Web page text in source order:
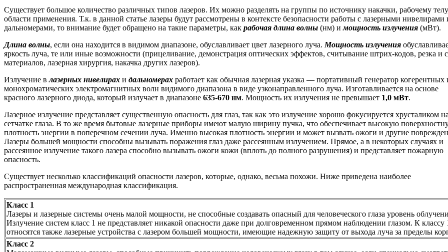
Существует большое количество различных типов лазеров. Их можно разделять на группы по источнику накачки, рабочему
области применения. Т.к. в данной статье лазеры будут рассмотрены в контексте безопасности работы с лазерными нивелирами
дальномерами, то внимание будет обращено на такие параметры, как рабочая длина волны (нм) имощность излучения (мВт).
Длина волны, если она находится в видимом диапазоне, обуславливает цвет лазерного луча. Мощность излучения
яркость луча, те или иные возможности (прицеливание, демонстрация оптических эффектов, считывание штрих-кодов, резка и
материалов, лазерная хирургия, накачка других лазеров).
Излучение влазерных нивелирах и дальномерах работает как обычная лазерная указка — портативный генератор когерентных
монохроматических электромагнитных волн видимого диапазона в виде узконаправленного луча. Изготавливается на основе
красного лазерного диода, который излучает в диапазоне 635-670 нм. Мощность их излучения не превышает 1,0 мВт.
Лазерное излучение представляет существенную опасность для глаз, так как это излучение хорошо фокусируется хрусталиком на
сетчатке глаза. В то же время бытовые лазерные приборы имеют малую ширину пучка, что обеспечивает высокую
плотность энергии в поперечном сечении луча. Именно высокая плотность энергии и может вызвать ожоги и другие
Лазеры большей мощности способны вызывать поражения глаз даже рассеянным излучением. Прямое, а в некоторых случаях и
рассеянное излучение такого лазера способно вызывать ожоги кожи (вплоть до полного разрушения) и представляет пожарную
опасность.
Существует несколько классификаций опасности лазеров, которые, однако, весьма похожи. Ниже приведена наиболее
распространенная международная классификация.
Класс 1
Лазеры и лазерные системы очень малой мощности, не способные создавать опасный для человеческого глаза уровень
Излучение систем класс 1 не представляет никакой опасности даже при долговременном прямом наблюдении глазом. К классу
относятся также лазерные устройства с лазером большей мощности, имеющие надежную защиту от выхода луча за пределы
Класс 2